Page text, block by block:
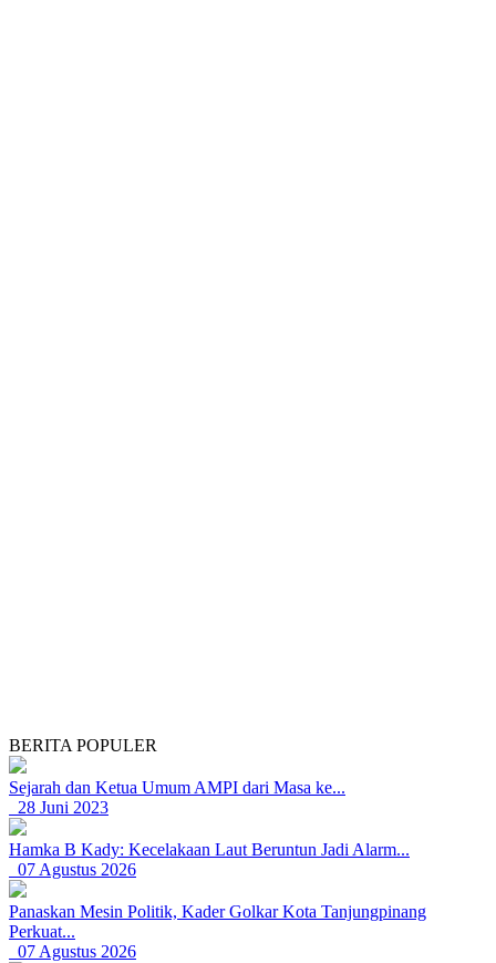
BERITA POPULER
Sejarah dan Ketua Umum AMPI dari Masa ke...
28 Juni 2023
Hamka B Kady: Kecelakaan Laut Beruntun Jadi Alarm...
07 Agustus 2026
Panaskan Mesin Politik, Kader Golkar Kota Tanjungpinang
Perkuat...
07 Agustus 2026